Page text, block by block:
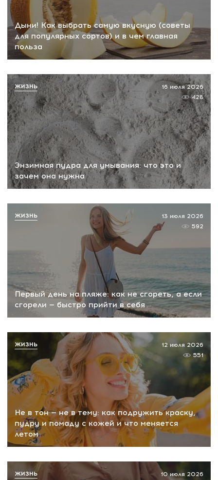
Дыни! Как выбрать самую вкусную (советы
для популярных сортов) и в чем главная
польза
Энзимная пудра для умывания: что это и
зачем она нужна
16 июля 2026
428
ЖИЗНЬ
Первый день на пляже: как не сгореть, а если
сгорели — быстро прийти в себя
13 июля 2026
592
ЖИЗНЬ
Не в тон — не в тему: как подружить краску,
пудру и помаду с кожей и что меняется
летом
12 июля 2026
551
ЖИЗНЬ
10 июля 2026
ЖИЗНЬ